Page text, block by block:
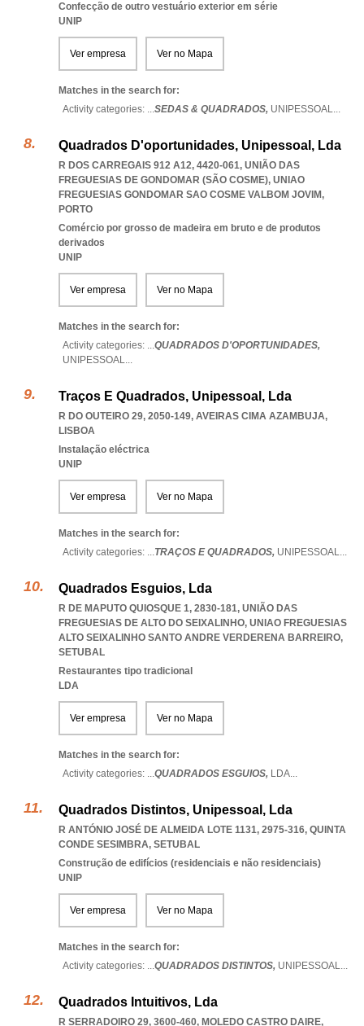
Confecção de outro vestuário exterior em série
UNIP
Ver empresa Ver no Mapa
Matches in the search for:
Activity categories: ...SEDAS & QUADRADOS, UNIPESSOAL...
Quadrados D'oportunidades, Unipessoal, Lda
R DOS CARREGAIS 912 A12, 4420-061, UNIÃO DAS
FREGUESIAS DE GONDOMAR (SÃO COSME), UNIAO
FREGUESIAS GONDOMAR SAO COSME VALBOM JOVIM,
PORTO
Comércio por grosso de madeira em bruto e de produtos
derivados
UNIP
Ver empresa Ver no Mapa
Matches in the search for:
Activity categories: ...QUADRADOS D'OPORTUNIDADES,
UNIPESSOAL...
Traços E Quadrados, Unipessoal, Lda
R DO OUTEIRO 29, 2050-149, AVEIRAS CIMA AZAMBUJA,
LISBOA
Instalação eléctrica
UNIP
Ver empresa Ver no Mapa
Matches in the search for:
Activity categories: ...TRAÇOS E QUADRADOS, UNIPESSOAL...
Quadrados Esguios, Lda
R DE MAPUTO QUIOSQUE 1, 2830-181, UNIÃO DAS
FREGUESIAS DE ALTO DO SEIXALINHO, UNIAO FREGUESIAS
ALTO SEIXALINHO SANTO ANDRE VERDERENA BARREIRO,
SETUBAL
Restaurantes tipo tradicional
LDA
Ver empresa Ver no Mapa
Matches in the search for:
Activity categories: ...QUADRADOS ESGUIOS, LDA...
Quadrados Distintos, Unipessoal, Lda
R ANTÓNIO JOSÉ DE ALMEIDA LOTE 1131, 2975-316, QUINTA
CONDE SESIMBRA, SETUBAL
Construção de edifícios (residenciais e não residenciais)
UNIP
Ver empresa Ver no Mapa
Matches in the search for:
Activity categories: ...QUADRADOS DISTINTOS, UNIPESSOAL...
Quadrados Intuitivos, Lda
R SERRADOIRO 29, 3600-460, MOLEDO CASTRO DAIRE,